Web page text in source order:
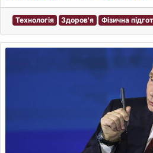
Технологія Здоров'я Фізична